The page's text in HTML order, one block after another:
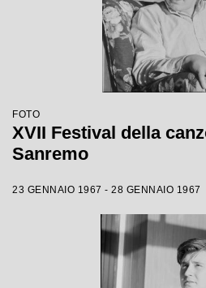
FOTO
XVII Festival della
Sanremo
23 GENNAIO 1967 - 28 GENNAIO 1967